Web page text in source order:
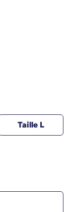
Taille L